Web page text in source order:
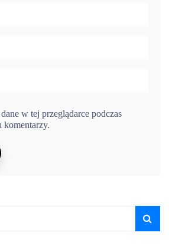
w tej przeglądarce podczas
komentarzy.